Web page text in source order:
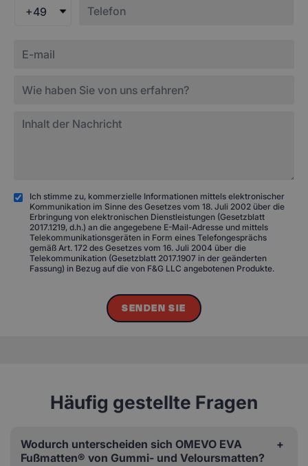
+49
Ich stimme zu, kommerzielle Informationen mittels elektronischer
Kommunikation im Sinne des Gesetzes vom 18. Juli 2002 über die
Erbringung von elektronischen Dienstleistungen (Gesetzblatt
2017.1219, d.h.) an die angegebene E-Mail-Adresse und mittels
Telekommunikationsgeräten in Form eines Telefongesprächs
gemäß Art. 172 des Gesetzes vom 16. Juli 2004 über die
Telekommunikation (Gesetzblatt 2017.1907 in der geänderten
Fassung) in Bezug auf die von F&G LLC angebotenen Produkte.
SENDEN SIE
Häufig gestellte Fragen
Wodurch unterscheiden sich OMEVO EVA
Fußmatten® von Gummi- und Veloursmatten?